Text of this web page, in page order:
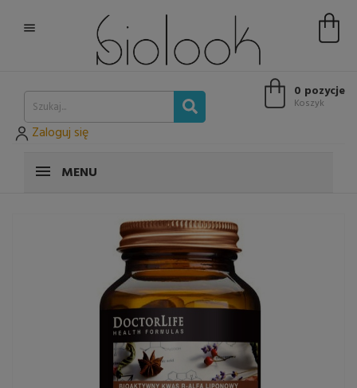

0 pozycje
Koszyk
Zaloguj się
MENU